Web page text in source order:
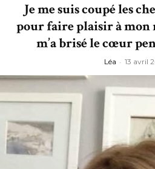
Je me suis coupé les
pour faire plaisir à mon
m’a brisé le cœur
Léa - 13 avril